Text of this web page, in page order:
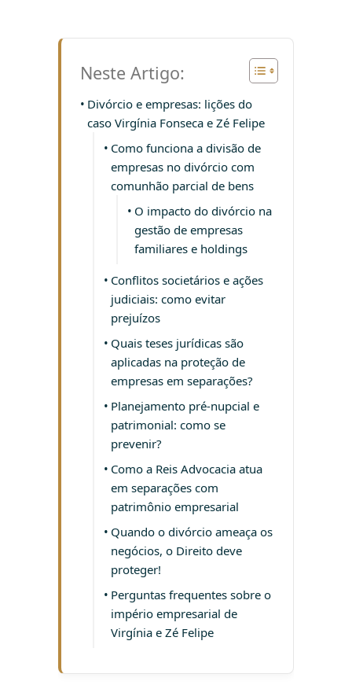
Neste Artigo:
Divórcio e empresas: lições do
caso Virgínia Fonseca e Zé Felipe
Como funciona a divisão de
empresas no divórcio com
comunhão parcial de bens
O impacto do divórcio na
gestão de empresas
familiares e holdings
Conflitos societários e ações
judiciais: como evitar
prejuízos
Quais teses jurídicas são
aplicadas na proteção de
empresas em separações?
Planejamento pré-nupcial e
patrimonial: como se
prevenir?
Como a Reis Advocacia atua
em separações com
patrimônio empresarial
Quando o divórcio ameaça os
negócios, o Direito deve
proteger!
Perguntas frequentes sobre o
império empresarial de
Virgínia e Zé Felipe